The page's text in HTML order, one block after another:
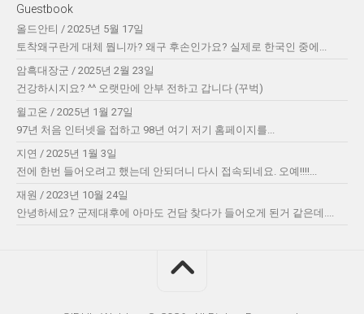
Guestbook
올드안티 / 2025년 5월 17일
토착왜구란게 대체 뭡니까? 왜구 후손인가요? 실제로 한국인 중에...
암흑대장군 / 2025년 2월 23일
건강하시지요? ^^ 오랫만에 안부 전하고 갑니다 (꾸벅)
윌고온 / 2025년 1월 27일
97년 처음 인터넷을 접하고 98년 여기 저기 홈페이지를...
지연 / 2025년 1월 3일
전에 한번 들어오려고 했는데 안되더니 다시 접속되네요. 오예!!!!...
재원 / 2023년 10월 24일
안녕하세요? 군제대후에 아마도 건담 찾다가 들어오게 된거 같은데....